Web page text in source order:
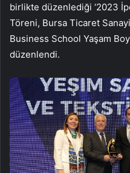
birlikte düzenlediği ‘2023
Töreni, Bursa Ticaret Sanayi
Business School Yaşam
düzenlendi.